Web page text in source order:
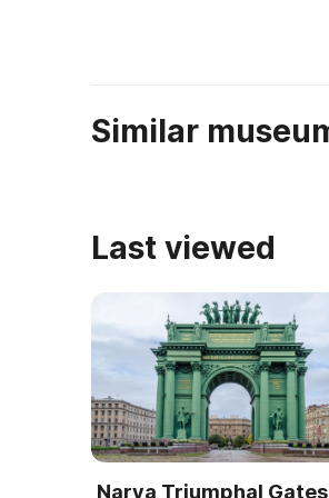
Similar
Last viewed
Narva Triumphal Gates